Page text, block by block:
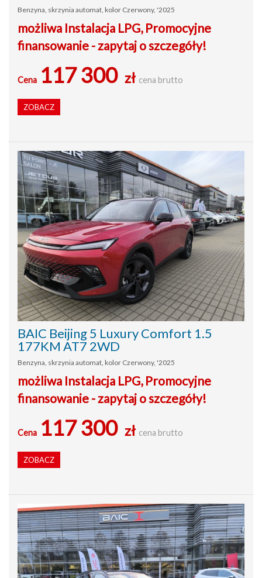
Benzyna, skrzynia automat, kolor Czerwony, '2025
możliwa Instalacja LPG, Promocyjne
finansowanie - zapytaj o szczegóły!
Cena 117 300 zł cena brutto
ZOBACZ
BAIC Beijing 5 Luxury Comfort 1.5
177KM AT7 2WD
Benzyna, skrzynia automat, kolor Czerwony, '2025
możliwa Instalacja LPG, Promocyjne
finansowanie - zapytaj o szczegóły!
Cena 117 300 zł cena brutto
ZOBACZ